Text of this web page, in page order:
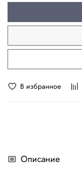
В избранное
Описание